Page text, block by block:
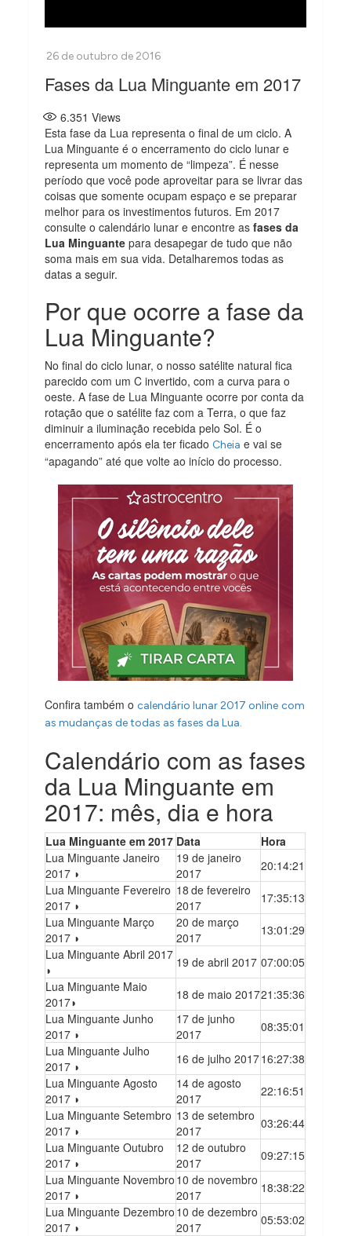
Fases da Lua Minguante em 2017
6.351 Views
Esta fase da Lua representa o final de um ciclo. A
Lua Minguante é o encerramento do ciclo lunar e
representa um momento de “limpeza”. É nesse
período que você pode aproveitar para se livrar das
coisas que somente ocupam espaço e se preparar
melhor para os investimentos futuros. Em 2017
consulte o calendário lunar e encontre asfases da
Lua Minguante para desapegar de tudo que não
soma mais em sua vida. Detalharemos todas as
datas a seguir.
Por que ocorre a fase da
Lua Minguante?
No final do ciclo lunar, o nosso satélite natural fica
parecido com um C invertido, com a curva para o
oeste. A fase de Lua Minguante ocorre por conta da
rotação que o satélite faz com a Terra, o que faz
diminuir a iluminação recebida pelo Sol. É o
encerramento após ela ter ficado Cheia e vai se
“apagando” até que volte ao início do processo.
Confira também ocalendário lunar 2017 online com
as mudanças de todas as fases da Lua.
Calendário com as fases
da Lua Minguante em
2017: mês, dia e hora
Lua Minguante em 2017 Data
Hora
Lua Minguante Janeiro
2017 ◗
19 de janeiro
2017
20:14:21
Lua Minguante Fevereiro
2017 ◗
18 de fevereiro
2017
17:35:13
Lua Minguante Março
2017 ◗
20 de março
2017
13:01:29
Lua Minguante Abril 2017
◗
19 de abril 2017 07:00:05
Lua Minguante Maio
2017◗
18 de maio 201721:35:36
Lua Minguante Junho
2017 ◗
17 de junho
2017
08:35:01
Lua Minguante Julho
2017 ◗
16 de julho 201716:27:38
Lua Minguante Agosto
2017 ◗
14 de agosto
2017
22:16:51
Lua Minguante Setembro
2017 ◗
13 de setembro
2017
03:26:44
Lua Minguante Outubro
2017 ◗
12 de outubro
2017
09:27:15
Lua Minguante Novembro
2017 ◗
10 de novembro
2017
18:38:22
Lua Minguante Dezembro
2017 ◗
10 de dezembro
2017
05:53:02